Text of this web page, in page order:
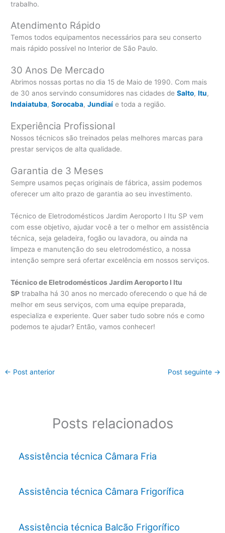
trabalho.
Atendimento Rápido
Temos todos equipamentos necessários para seu conserto
mais rápido possível no Interior de São Paulo.
30 Anos De Mercado
Abrimos nossas portas no dia 15 de Maio de 1990. Com mais
de 30 anos servindo consumidores nas cidades deSalto,Itu,
Indaiatuba,Sorocaba,Jundiaí e toda a região.
Experiência Profissional
Nossos técnicos são treinados pelas melhores marcas para
prestar serviços de alta qualidade.
Garantia de 3 Meses
Sempre usamos peças originais de fábrica, assim podemos
oferecer um alto prazo de garantia ao seu investimento.
Técnico de Eletrodomésticos Jardim Aeroporto I Itu SP vem
com esse objetivo, ajudar você a ter o melhor em assistência
técnica, seja geladeira, fogão ou lavadora, ou ainda na
limpeza e manutenção do seu eletrodoméstico, a nossa
intenção sempre será ofertar excelência em nossos serviços.
Técnico de Eletrodomésticos Jardim Aeroporto I Itu
SP trabalha há 30 anos no mercado oferecendo o que há de
melhor em seus serviços, com uma equipe preparada,
especializa e experiente. Quer saber tudo sobre nós e como
podemos te ajudar? Então, vamos conhecer!
← Post anterior Post seguinte →
Posts relacionados
Assistência técnica Câmara Fria
Assistência técnica Câmara Frigorífica
Assistência técnica Balcão Frigorífico